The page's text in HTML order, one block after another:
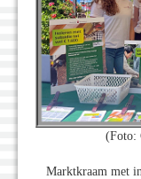
(Foto:
Marktkraam met